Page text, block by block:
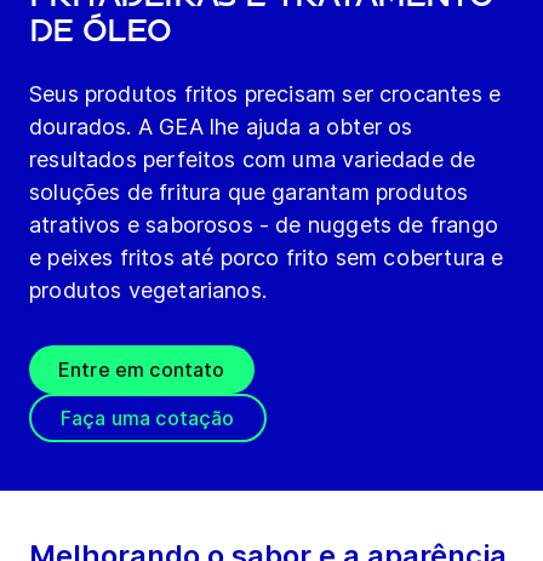
de óleo
Seus produtos fritos precisam ser crocantes e
dourados. A GEA lhe ajuda a obter os
resultados perfeitos com uma variedade de
soluções de fritura que garantam produtos
atrativos e saborosos - de nuggets de frango
e peixes fritos até porco frito sem cobertura e
produtos vegetarianos.
Entre em contato
Faça uma cotação